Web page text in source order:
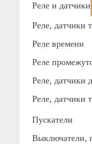
Реле и датчики
Реле, датчики
Реле времени
Реле
Реле, датчики
Реле, датчики
Пускатели
Выключатели,